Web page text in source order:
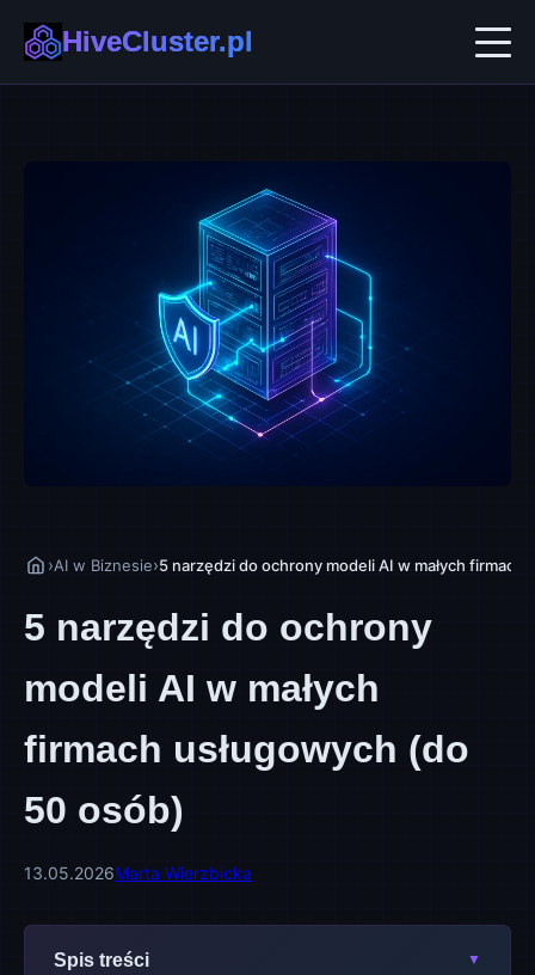
HiveCluster.pl
Automatyzacja i No-code
Ekosystemy B2B
Technologie Przyszłości
›AI w Biznesie›5 narzędzi do ochrony modeli AI w małych firmach
5 narzędzi do ochrony
modeli AI w małych
firmach usługowych (do
50 osób)
13.05.2026Marta Wierzbicka
Spis treści